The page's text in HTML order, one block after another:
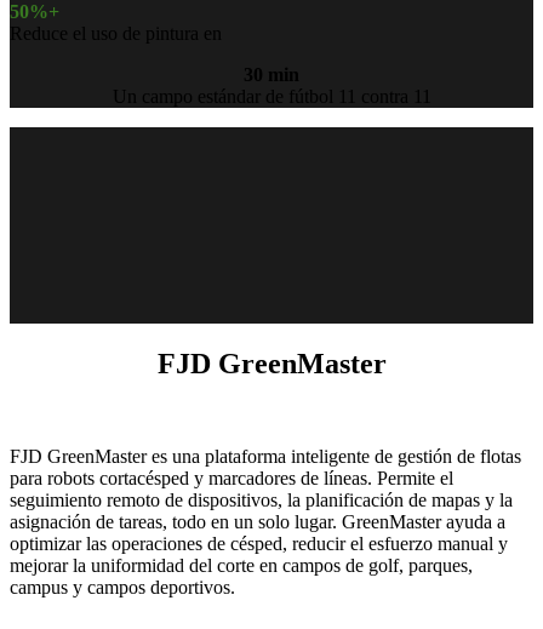
50%+
Reduce el uso de pintura en
30 min
Un campo estándar de fútbol 11 contra 11
FJD GreenMaster
FJD GreenMaster es una plataforma inteligente de gestión de flotas
para robots cortacésped y marcadores de líneas. Permite el
seguimiento remoto de dispositivos, la planificación de mapas y la
asignación de tareas, todo en un solo lugar. GreenMaster ayuda a
optimizar las operaciones de césped, reducir el esfuerzo manual y
mejorar la uniformidad del corte en campos de golf, parques,
campus y campos deportivos.